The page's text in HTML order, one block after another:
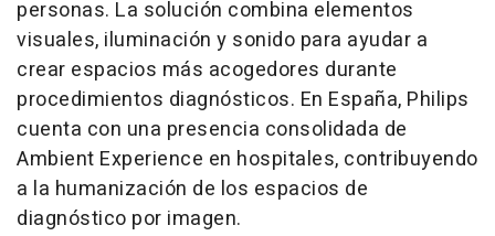
personas. La solución combina elementos
visuales, iluminación y sonido para ayudar a
crear espacios más acogedores durante
procedimientos diagnósticos. En España, Philips
cuenta con una presencia consolidada de
Ambient Experience en hospitales, contribuyendo
a la humanización de los espacios de
diagnóstico por imagen.